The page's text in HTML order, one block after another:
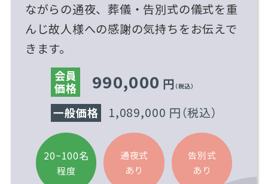
ながらの通夜、葬儀・告別式の儀式を重
んじ故人様への感謝の気持ちをお伝えで
きます。
会員
価格
990,000 円 （税込）
一般価格 1,089,000 円 （税込）
20~100名
程度
通夜式
あり
告別式
あり